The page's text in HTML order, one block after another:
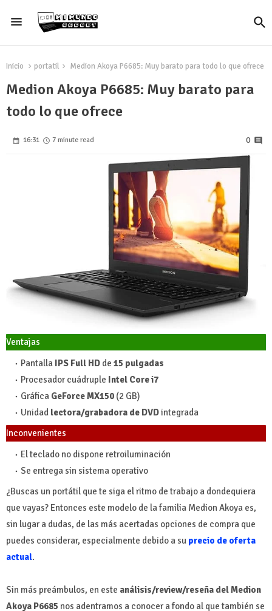
Inicio portatil Medion Akoya P6685: Muy barato para todo lo que ofrece
Medion Akoya P6685: Muy barato para
todo lo que ofrece
16:31 7 minute read 0
Ventajas
Pantalla IPS Full HD de 15 pulgadas
Procesador cuádruple Intel Core i7
Gráfica GeForce MX150 (2 GB)
Unidad lectora/grabadora de DVDintegrada
Inconvenientes
El teclado no dispone retroiluminación
Se entrega sin sistema operativo
¿Buscas un portátil que te siga el ritmo de trabajo a dondequiera
que vayas? Entonces este modelo de la familia Medion Akoya es,
sin lugar a dudas, de las más acertadas opciones de compra que
puedes considerar, especialmente debido a su precio de oferta
actual.
Sin más preámbulos, en este análisis/review/reseña del Medion
Akoya P6685 nos adentramos a conocer a fondo al que también se